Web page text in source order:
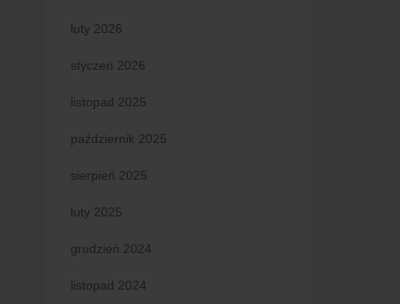
luty 2026
styczeń 2026
listopad 2025
październik 2025
sierpień 2025
luty 2025
grudzień 2024
listopad 2024